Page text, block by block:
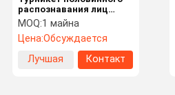
распознавания лиц
читателя карты ворот
сползая скорости RFID
высоты пешеходный
MOQ:1 майна
Цена:Обсуждается
Лучшая
Контакт